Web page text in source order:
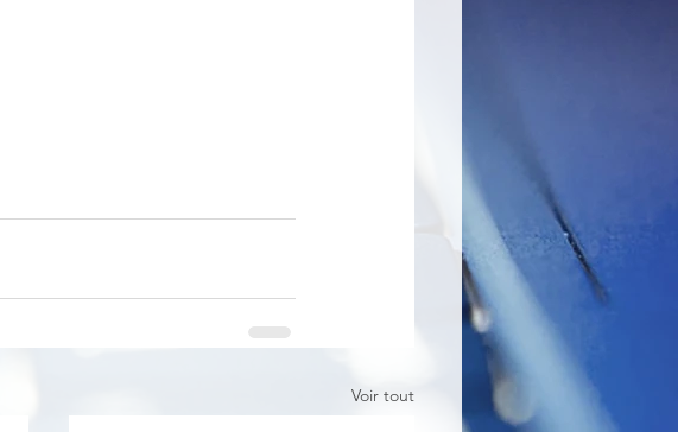
Voir tout